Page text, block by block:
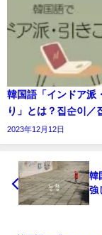
韓国語「インドア派
り」とは？집순이／
2023年12月12日
韓
強